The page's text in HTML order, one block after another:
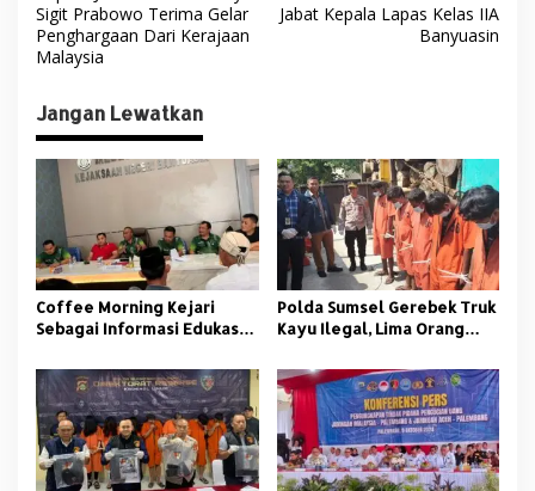
a
v
i
g
a
s
p
o
s
Sigit Prabowo Terima Gelar
Penghargaan Dari Kerajaan
Malaysia
Jabat Kepala Lapas Kelas IIA
Banyuasin
Jangan Lewatkan
Coffee Morning Kejari
Sebagai Informasi Edukasi
Aktivis di Banyuasin
Polda Sumsel Gerebek Truk
Kayu Ilegal, Lima Orang